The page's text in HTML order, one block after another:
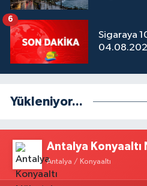
Sigaraya
6
Yükleniyor...
Antalya
Antalya / Konyaaltı